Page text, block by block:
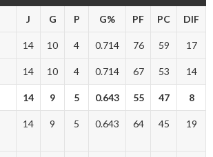
J G P G% PF PC DIF
14 10 4 0.714 76 59 17
14 10 4 0.714 67 53 14
14 9 5 0.643 55 47 8
14 9 5 0.643 64 45 19